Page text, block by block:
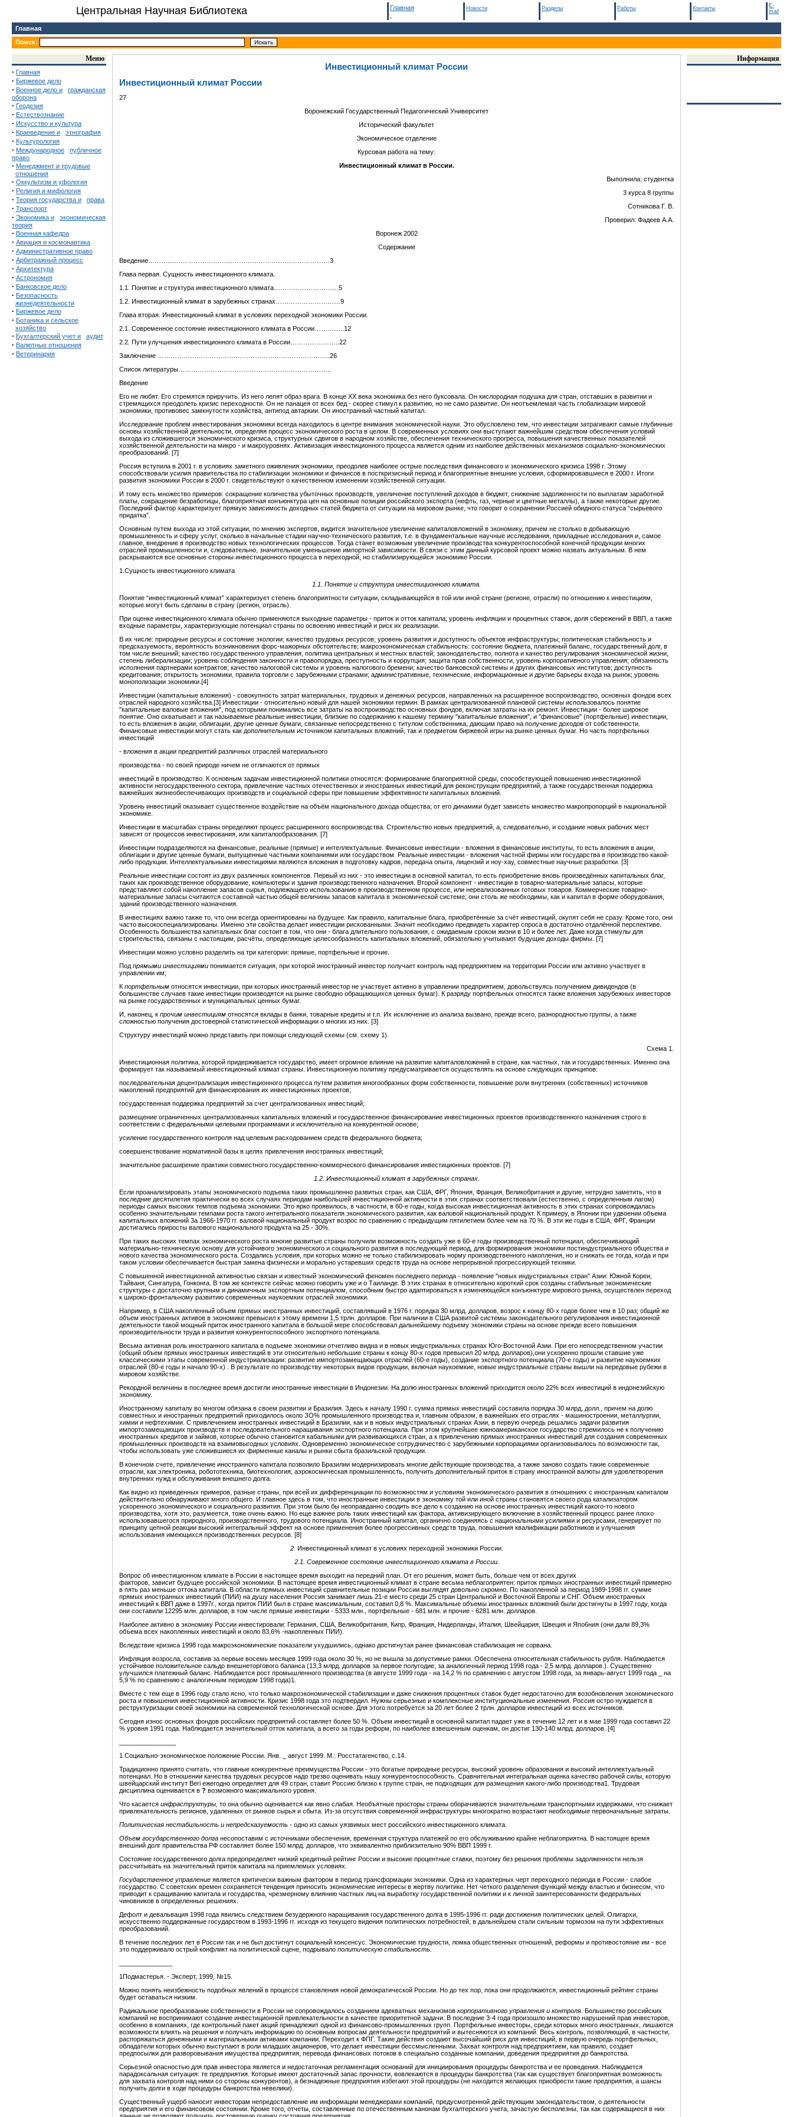
Центральная Научная Библиотека Главная Новости Разделы Работы Контакты
E-
mail
Главная
Поиск:
Меню
· Главная
· Биржевое дело
· Военное дело и
гражданская
оборона
· Геодезия
· Естествознание
· Искусство и культура
· Краеведение и этнография
· Культурология
· Международное
публичное
право
· Менеджмент и трудовые
отношения
· Оккультизм и уфология
· Религия и мифология
· Теория государства и права
· Транспорт
· Экономика и
экономическая
теория
· Военная кафедра
· Авиация и космонавтика
· Административное право
· Арбитражный процесс
· Архитектура
· Астрономия
· Банковское дело
· Безопасность
жизнедеятельности
· Биржевое дело
· Ботаника и сельское
хозяйство
· Бухгалтерский учет и аудит
· Валютные отношения
· Ветеринария
Инвестиционный климат России
Инвестиционный климат России
27
Воронежский Государственный Педагогический Университет
Исторический факультет
Экономическое отделение
Курсовая работа на тему:
Инвестиционный климат в России.
Выполнила: студентка
3 курса 8 группы
Сотникова Г. В.
Проверил: Фадеев А.А.
Воронеж 2002
Содержание
Введение…………………………………………………………………………3
Глава первая. Сущность инвестиционного климата.
1.1. Понятие и структура инвестиционного климата…………………………5
1.2. Инвестиционный климат в зарубежных странах…………………………9
Глава вторая. Инвестиционный климат в условиях переходной экономики России.
2.1. Современное состояние инвестиционного климата в России…………..12
2.2. Пути улучшения инвестиционного климата в России…………………..22
Заключение ……………………………………………………………………..26
Список литературы……………………………………………………………..
Введение
Его не любят. Его стремятся приручить. Из него лепят образ врага. В конце ХХ века экономика без него буксовала. Он кислородная подушка для стран, отставших в развитии и
стремящихся преодолеть кризис переходности. Он не панацея от всех бед - скорее стимул к развитию, но не само развитие. Он неотъемлемая часть глобализации мировой
экономики, противовес замкнутости хозяйства, антипод автаркии. Он иностранный частный капитал.
Исследование проблем инвестирования экономики всегда находилось в центре внимания экономической науки. Это обусловлено тем, что инвестиции затрагивают самые глубинные
основы хозяйственной деятельности, определяя процесс экономического роста в целом. В современных условиях они выступают важнейшим средством обеспечения условий
выхода из сложившегося экономического кризиса, структурных сдвигов в народном хозяйстве, обеспечения технического прогресса, повышения качественных показателей
хозяйственной деятельности на микро - и макроуровнях. Активизация инвестиционного процесса является одним из наиболее действенных механизмов социально-экономических
преобразований. [7]
Россия вступила в 2001 г. в условиях заметного оживления экономики, преодолев наиболее острые последствия финансового и экономического кризиса 1998 г. Этому
способствовали усилия правительства по стабилизации экономики и финансов в посткризисный период и благоприятные внешние условия, сформировавшиеся в 2000 г. Итоги
развития экономики России в 2000 г. свидетельствуют о качественном изменении хозяйственной ситуации.
И тому есть множество примеров: сокращение количества убыточных производств, увеличение поступлений доходов в бюджет, снижение задолженности по выплатам заработной
платы, сокращение безработицы, благоприятная конъюнктура цен на основные позиции российского экспорта (нефть, газ, черные и цветные металлы), а также некоторые другие.
Последний фактор характеризует прямую зависимость доходных статей бюджета от ситуации на мировом рынке, что говорит о сохранении Россией обидного статуса “сырьевого
придатка”.
Основным путем выхода из этой ситуации, по мнению экспертов, видится значительное увеличение капиталовложений в экономику, причем не столько в добывающую
промышленность и сферу услуг, сколько в начальные стадии научно-технического развития, т.е. в фундаментальные научные исследования, прикладные исследования и, самое
главное, внедрение в производство новых технологических процессов. Тогда станет возможным увеличение производства конкурентоспособной конечной продукции многих
отраслей промышленности и, следовательно, значительное уменьшение импортной зависимости. В связи с этим данный курсовой проект можно назвать актуальным. В нем
раскрываются все основные стороны инвестиционного процесса в переходной, но стабилизирующейся экономике России.
1.Сущность инвестиционного климата
1.1. Понятие и структура инвестиционного климата.
Понятие “инвестиционный климат” характеризует степень благоприятности ситуации, складывающейся в той или иной стране (регионе, отрасли) по отношению к инвестициям,
которые могут быть сделаны в страну (регион, отрасль).
При оценке инвестиционного климата обычно применяются выходные параметры - приток и отток капитала, уровень инфляции и процентных ставок, доля сбережений в ВВП, а также
входные параметры, характеризующие потенциал страны по освоению инвестиций и риск их реализации.
В их числе: природные ресурсы и состояние экологии; качество трудовых ресурсов; уровень развития и доступность объектов инфраструктуры; политическая стабильность и
предсказуемость, вероятность возникновения форс-мажорных обстоятельств; макроэкономическая стабильность: состояние бюджета, платежный баланс, государственный долг, в
том числе внешний; качество государственного управления, политика центральных и местных властей; законодательство, полнота и качество регулирования экономической жизни,
степень либерализации; уровень соблюдения законности и правопорядка, преступность и коррупция; защита прав собственности, уровень корпоративного управления; обязанность
исполнения партнерами контрактов; качество налоговой системы и уровень налогового бремени; качество банковской системы и других финансовых институтов; доступность
кредитования; открытость экономики, правила торговли с зарубежными странами; административные, технические, информационные и другие барьеры входа на рынок; уровень
монополизации экономики.[4]
Инвестиции (капитальные вложения) - совокупность затрат материальных, трудовых и денежных ресурсов, направленных на расширенное воспроизводство, основных фондов всех
отраслей народного хозяйства.[3] Инвестиции - относительно новый для нашей экономики термин. В рамках централизованной плановой системы использовалось понятие
"капитальные валовые вложения", под которыми понимались все затраты на воспроизводство основных фондов, включая затраты на их ремонт. Инвестиции - более широкое
понятие. Оно охватывает и так называемые реальные инвестиции, близкие по содержанию к нашему термину "капитальные вложения", и "финансовые" (портфельные) инвестиции,
то есть вложения в акции, облигации, другие ценные бумаги, связанные непосредственно с титулом собственника, дающим право на получение доходов от собственности.
Финансовые инвестиции могут стать как дополнительным источником капитальных вложений, так и предметом биржевой игры на рынке ценных бумаг. Но часть портфельных
инвестиций
- вложения в акции предприятий различных отраслей материального
производства - по своей природе ничем не отличаются от прямых
инвестиций в производство. К основным задачам инвестиционной политики относятся: формирование благоприятной среды, способствующей повышению инвестиционной
активности негосударственного сектора, привлечение частных отечественных и иностранных инвестиций для реконструкции предприятий, а также государственная поддержка
важнейших жизнеобеспечивающих производств и социальной сферы при повышении эффективности капитальных вложений.
Уровень инвестиций оказывает существенное воздействие на объём национального дохода общества; от его динамики будет зависеть множество макропропорций в национальной
экономике.
Инвестиции в масштабах страны определяют процесс расширенного воспроизводства. Строительство новых предприятий, а, следовательно, и создание новых рабочих мест
зависят от процессов инвестирования, или капиталообразования. [7]
Инвестиции подразделяются на финансовые, реальные (прямые) и интеллектуальные. Финансовые инвестиции - вложения в финансовые институты, то есть вложения в акции,
облигации и другие ценные бумаги, выпущенные частными компаниями или государством. Реальные инвестиции - вложения частной фирмы или государства в производство какой-
либо продукции. Интеллектуальными инвестициями являются вложения в подготовку кадров, передача опыта, лицензий и ноу-хау, совместные научные разработки. [3]
Реальные инвестиции состоят из двух различных компонентов. Первый из них - это инвестиции в основной капитал, то есть приобретение вновь произведённых капитальных благ,
таких как производственное оборудование, компьютеры и здания производственного назначения. Второй компонент - инвестиции в товарно-материальные запасы, которые
представляют собой накопление запасов сырья, подлежащего использованию в производственном процессе, или нереализованных готовых товаров. Коммерческие товарно-
материальные запасы считаются составной частью общей величины запасов капитала в экономической системе; они столь же необходимы, как и капитал в форме оборудования,
зданий производственного назначения.
В инвестициях важно также то, что они всегда ориентированы на будущее. Как правило, капитальные блага, приобретённые за счёт инвестиций, окупят себя не сразу. Кроме того, они
часто высокоспециализированы. Именно эти свойства делает инвестиции рискованными. Значит необходимо предвидеть характер спроса в достаточно отдалённой перспективе.
Особенность большинства капитальных благ состоит в том, что они - блага длительного пользования, с ожидаемым сроком жизни в 10 и более лет. Даже когда стимулы для
строительства, связаны с настоящим, расчёты, определяющие целесообразность капитальных вложений, обязательно учитывают будущие доходы фирмы. [7]
Инвестиции можно условно разделить на три категории: прямые, портфельные и прочие.
Под прямыми инвестициями понимается ситуация, при которой иностранный инвестор получает контроль над предприятием на территории России или активно участвует в
управлении им;
К портфельным относятся инвестиции, при которых иностранный инвестор не участвует активно в управлении предприятием, довольствуясь получением дивидендов (в
большинстве случаев такие инвестиции производятся на рынке свободно обращающихся ценных бумаг). К разряду портфельных относятся также вложения зарубежных инвесторов
на рынке государственных и муниципальных ценных бумаг.
И, наконец, к прочим инвестициям относятся вклады в банки, товарные кредиты и т.п. Их исключение из анализа вызвано, прежде всего, разнородностью группы, а также
сложностью получения достоверной статистической информации о многих из них. [3]
Структуру инвестиций можно представить при помощи следующей схемы (см. схему 1).
Схема 1.
Инвестиционная политика, которой придерживается государство, имеет огромное влияние на развитие капиталовложений в стране, как частных, так и государственных. Именно она
формирует так называемый инвестиционный климат страны. Инвестиционную политику предусматривается осуществлять на основе следующих принципов:
последовательная децентрализация инвестиционного процесса путем развития многообразных форм собственности, повышение роли внутренних (собственных) источников
накоплений предприятий для финансирования их инвестиционных проектов;
государственная поддержка предприятий за счет централизованных инвестиций;
размещение ограниченных централизованных капитальных вложений и государственное финансирование инвестиционных проектов производственного назначения строго в
соответствии с федеральными целевыми программами и исключительно на конкурентной основе;
усиление государственного контроля над целевым расходованием средств федерального бюджета;
совершенствование нормативной базы в целях привлечения иностранных инвестиций;
значительное расширение практики совместного государственно-коммерческого финансирования инвестиционных проектов. [7]
1.2. Инвестиционный климат в зарубежных странах.
Если проанализировать этапы экономического подъема таких промышленно развитых стран, как США, ФРГ, Япония, Франция, Великобритания и другие, нетрудно заметить, что в
последние десятилетия практически во всех случаях периодам наибольшей инвестиционной активности в этих странах соответствовали (естественно, с определенным лагом)
периоды самых высоких темпов подъема экономики. Это ярко проявилось, в частности, в 60-е годы, когда высокая инвестиционная активность в этих странах сопровождалась
особенно значительными темпами роста такого интегрального показателя экономического развития, как валовой национальный продукт. К примеру, в Японии при удвоении объема
капитальных вложений 3а 1966-1970 гг. валовой национальный продукт возрос по сравнению с предыдущим пятилетием более чем на 70 %. В эти же годы в США, ФРГ, Франции
достигались приросты валового национального продукта на 25 - 30%.
При таких высоких темпах экономического роста многие развитые страны получили возможность создать уже в 60-е годы производственный потенциал, обеспечивающий
материально-техническую основу для устойчивого экономического и социального развития в последующий период, для формирования экономики постиндустриального общества и
нового качества экономического роста. Создались условия, при которых можно не только стабилизировать норму производственного накопления, но и снижать ее тогда, когда и при
таком условии обеспечивается быстрая замена физически и морально устаревших средств труда на основе непрерывной прогрессирующей техники.
С повышенной инвестиционной активностью связан и известный экономический феномен последнего периода - появление "новых индустриальных стран" Азии: Южной Кореи,
Тайваня, Сингапура, Гонконга. В том же контексте сейчас можно говорить уже и о Таиланде. В этих странах в относительно короткий срок созданы стабильные экономические
структуры с достаточно крупным и динамичным экспортным потенциалом, способным быстро адаптироваться к изменяющейся конъюнктуре мирового рынка, осуществлен переход
к широко-фронтальному развитию современных наукоемких отраслей экономики.
Например, в США накопленный объем прямых иностранных инвестиций, составлявший в 1976 г. порядка 30 млрд. долларов, возрос к концу 80-х годов более чем в 10 раз; общий же
объем иностранных активов в экономике превысил к этому времени 1,5 трлн. долларов. При наличии в США развитой системы законодательного регулирования инвестиционной
деятельности такой мощный приток иностранного капитала в большой мере способствовал дальнейшему подъему экономики страны на основе прежде всего повышения
производительности труда и развития конкурентоспособного экспортного потенциала.
Весьма активная роль иностранного капитала в подъеме экономики отчетливо видна и в новых индустриальных странах Юго-Восточной Азии. При его непосредственном участии
(общий объем прямых иностранных инвестиций в эти относительно небольшие страны к концу 80-х годов превысил 20 млрд. долларов),они ускоренно прошли ставшие уже
классическими этапы современной индустриализации: развитие импортозамещающих отраслей (60-е годы), создание экспортного потенциала (70-е годы) и развитие наукоемких
отраслей (80-е годы и начало 90-х) . В результате по производству некоторых видов продукции, включая наукоемкие, новые индустриальные страны вышли на передовые рубежи в
мировом хозяйстве.
Рекордной величины в последнее время достигли иностранные инвестиции в Индонезии. На долю иностранных вложений приходится около 22% всех инвестиций в индонезийскую
экономику.
Иностранному капиталу во многом обязана в своем развитии и Бразилия. Здесь к началу 1990 г. сумма прямых инвестиций составила порядка 30 млрд. долл., причем на долю
совместных и иностранных предприятий приходилось около ЗО% промышленного производства и, главным образом, в важнейших его отраслях - машиностроении, металлургии,
химии и нефтехимии. С привлечением иностранных инвестиций в Бразилии, как и в новых индустриальных странах Азии, в первую очередь решались задачи развития
импортозамещающих производств и последовательного наращивания экспортного потенциала. При этом крупнейшее южноамериканское государство стремилось не к получению
иностранных кредитов и займов, которые обычно становится кабальными для развивающихся стран, а к привлечению прямых иностранных инвестиций для создания современных
промышленных производств на взаимовыгодных условиях. Одновременно экономическое сотрудничество с зарубежными корпорациями организовывалось по возможности так,
чтобы использовать уже сложившиеся их фирменные каналы и рынки сбыта бразильской продукции.
В конечном счете, привлечение иностранного капитала позволило Бразилии модернизировать многие действующие производства, а также заново создать такие современные
отрасли, как электроника, робототехника, биотехнология, аэрокосмическая промышленность, получить дополнительный приток в страну иностранной валюты для удовлетворения
внутренних нужд и обслуживания внешнего долга.
Как видно из приведенных примеров, разные страны, при всей их дифференциации по возможностям и условиям экономического развития в отношениях с иностранным капиталом
действительно обнаруживают много общего. И главное здесь в том, что иностранные инвестиции в экономику той или иной страны становятся своего рода катализатором
ускоренного экономического и социального развития. При этом было бы неоправданно сводить все дело к созданию на основе иностранных инвестиций какого-то нового
производства, хотя это, разумеется, тоже очень важно. Но еще важнее роль таких инвестиций как фактора, активизирующего включение в хозяйственный процесс ранее плохо
использовавшегося природного, производственного, трудового потенциала. Иностранный капитал, органично соединяясь с национальными усилиями и ресурсами, генерирует по
принципу цепной реакции высокий интегральный эффект на основе применения более прогрессивных средств труда, повышения квалификации работников и улучшения
использования имеющихся производственных ресурсов. [8]
2. Инвестиционный климат в условиях переходной экономики России.
2.1. Современное состояние инвестиционного климата в России.
Вопрос об инвестиционном климате в России в настоящее время выходит на передний план. От его решения, может быть, больше чем от всех других
факторов, зависит будущее российской экономики. В настоящее время инвестиционный климат в стране весьма неблагоприятен: приток прямых иностранных инвестиций примерно
в пять раз меньше оттока капитала. В области прямых инвестиций сравнительные позиции России выглядят довольно скромно. По накопленной за период 1989-1998 гг. сумме
прямых иностранных инвестиций (ПИИ) на душу населения Россия занимает лишь 21-е место среди 25 стран Центральной и Восточной Европы и СНГ. Объем иностранных
инвестиций к ВВП даже в 1997г., когда приток ПИИ был в стране максимальным, составил 0,8 %. Максимальные объемы иностранных вложений были достигнуты в 1997 году, когда
они составили 12295 млн. долларов, в том числе прямые инвестиции - 5333 млн., портфельные - 681 млн. и прочие - 6281 млн. долларов.
Наиболее активно в экономику России инвестировали: Германия, США, Великобритания, Кипр, Франция, Нидерланды, Италия, Швейцария, Швеция и Япо6ния (они дали 89,3%
объема всех накопленных инвестиций и около 83,6% -накопленных ПИИ).
Вследствие кризиса 1998 года макроэкономические показатели ухудшились, однако достигнутая ранее финансовая стабилизация не сорвана.
Инфляция возросла, составив за первые восемь месяцев 1999 года около 30 %, но не вышла за допустимые рамки. Обеспечена относительная стабильность рубля. Наблюдается
устойчивое положительное сальдо внешнеторгового баланса (13,3 млрд. долларов за первое полугодие, за аналогичный период 1998 года - 2,5 млрд. долларов.). Существенно
улучшился платежный баланс. Наблюдается рост промышленного производства (в августе 1999 года - на 14,2 % по сравнению с августом 1998 года, за январь-август 1999 года _ на
5,9 % по сравнению с аналогичным периодом 1998 года)1.
Вместе с тем еще в 1996 году стало ясно, что только макроэкономической стабилизации и даже снижения процентных ставок будет недостаточно для возобновления экономического
роста и повышения инвестиционной активности. Кризис 1998 года это подтвердил. Нужны серьезные и комплексные институциональные изменения. Россия остро нуждается в
реструктуризации своей экономики на современной технологической основе. Для этого потребуется за 20 лет более 2 трлн. долларов инвестиций из всех источников.
Сегодня износ основных фондов российских предприятий составляет более 50 %. Объем инвестиций в основной капитал падает уже в течение 12 лет и в мае 1999 года составил 22
% уровня 1991 года. Наблюдается значительный отток капитала, а всего за годы реформ, по наиболее взвешенным оценкам, он достиг 130-140 млрд. долларов. [4]
1 Социально-экономическое положение России. Янв. _ август 1999. М.: Росстатагенство, с.14.
Традиционно принято считать, что главные конкурентные преимущества России - это богатые природные ресурсы, высокий уровень образования и высокий интеллектуальный
потенциал. Но в отношении качества трудовых ресурсов надо трезво оценивать нашу конкурентоспособность. Сравнительная интегральная оценка качество рабочей силы, которую
швейцарский институт Beri ежегодно определяет для 49 стран, ставит Россию близко к группе стран, не подходящих для размещения какого-либо производства1. Трудовая
дисциплина оценивается в ? возможного максимального уровня.
Что касается инфраструктуры, то она обычно оценивается как явно слабая. Необъятные просторы страны оборачиваются значительными транспортными издержками, что снижает
привлекательность регионов, удаленных от рынков сырья и сбыта. Из-за отсутствия современной инфраструктуры многократно возрастают необходимые первоначальные затраты.
Политическая нестабильность и непредсказуемость - одно из самых уязвимых мест российского инвестиционного климата.
Объем государственного долга несопоставим с источниками обеспечения, временная структура платежей по его обслуживанию крайне неблагоприятна. В настоящее время
внешний долг правительства РФ составляет более 150 млрд. долларов, что эквивалентно приблизительно 90% ВВП 1999 г.
Состояние государственного долга предопределяет низкий кредитный рейтинг России и высокие процентные ставки, поэтому без решения проблемы задолженности нельзя
рассчитывать на значительный приток капитала на приемлемых условиях.
Государственное управление является критически важным фактором в период трансформации экономики. Одна из характерных черт переходного периода в России - слабое
государство. С советских времен сохраняется тенденция приносить экономические интересы в жертву политике. Нет четкого разделения функций между властью и бизнесом, что
приводит к сращиванию капитала и государства, чрезмерному влиянию частных лиц на выработку государственной политики и к личной заинтересованности федеральных
чиновников в определенных решениях.
Дефолт и девальвация 1998 года явились следствием безудержного наращивания государственного долга в 1995-1996 гг. ради достижения политических целей. Олигархи,
искусственно поддержанные государством в 1993-1996 гг. исходя из текущего видения политических потребностей, в дальнейшем стали сильным тормозом на пути эффективных
преобразований.
В течение последних лет в России так и не был достигнут социальный консенсус. Экономические трудности, ломка общественных отношений, реформы и противостояние им - все
это поддерживало острый конфликт на политической сцене, подрывало политическую стабильность.
1Подмастерья. - Эксперт, 1999, №15.
Можно понять неизбежность подобных явлений в процессе становления новой демократической России. Но до тех пор, пока они продолжаются, инвестиционный рейтинг страны
будет оставаться низким.
Радикальное преобразование собственности в России не сопровождалось созданием адекватных механизмов корпоративного управления и контроля. Большинство российских
компаний не воспринимают создание инвестиционной привлекательности в качестве приоритетной задачи. В последние 3-4 года произошло множество нарушений прав инвесторов,
особенно в компаниях, где контрольный пакет акций принадлежит одной из финансово-промышленных групп. Портфельные инвесторы, среди которых много иностранных, лишаются
возможности влиять на решения и получать информацию по основным вопросам деятельности предприятий и вытесняются из компаний. Весь контроль, позволяющий, в частности,
распоряжаться денежными и материальными активами компании. Переходит к ФПГ. Такие действия создают высочайший риск для инвестиций, в первую очередь портфельных,
обладатели которых обычно выступают в роли младших акционеров, что делает инвестиции бессмысленными. Захват контроля над предприятием, как правило, создает
предпосылки для разворовывания имущества предприятия, перевода финансовых потоков в специально созданные компании, доведения предприятия до банкротства.
Серьезной опасностью для прав инвестора является и недостаточная регламентация оснований для инициирования процедуры банкротства и ее проведения. Наблюдается
парадоксальная ситуация: те предприятия. Которые имеют достаточный запас прочности, вовлекаются в процедуры банкротства (так как существует благоприятная возможность
для захвата контроля над ними со стороны конкурентов), а безнадежные предприятия избегают этой процедуры (не находится желающих приобрести такие предприятия, а шансы
получить долги в ходе процедуры банкротства невелики).
Существенный ущерб наносит инвесторам непредоставление им информации менеджерами компаний, предусмотренной действующим законодательством, о деятельности
предприятия и его финансовом состоянии. Кроме того, отчеты, составленные по отечественным канонам бухгалтерского учета, зачастую бесполезны, так как содержащиеся в них
Информация